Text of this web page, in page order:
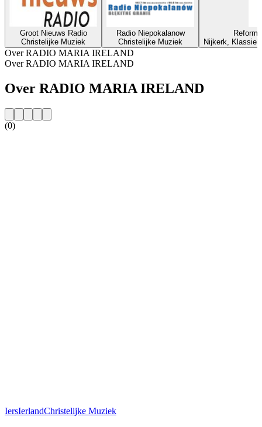
Groot Nieuws Radio
Christelijke Muziek
Radio Niepokalanow
Christelijke Muziek
Nijkerk,
Over RADIO MARIA IRELAND
Over RADIO MARIA IRELAND
Over RADIO MARIA IRELAND
(0)
IersIerlandChristelijke Muziek